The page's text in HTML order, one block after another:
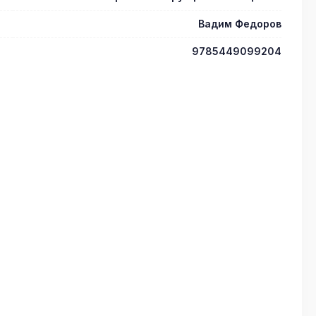
Вадим Федоров
9785449099204